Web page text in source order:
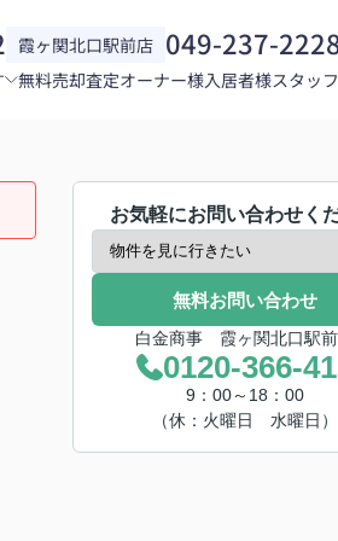
霞ヶ関北口駅前店 049-237-
無料売却査定オーナー様入居者様スタッ
お気軽にお問い合わせく
無料お問い合わせ
白金商事 霞ヶ関北口駅
0120-366-
9：00～18：00
（休：火曜日 水曜日）